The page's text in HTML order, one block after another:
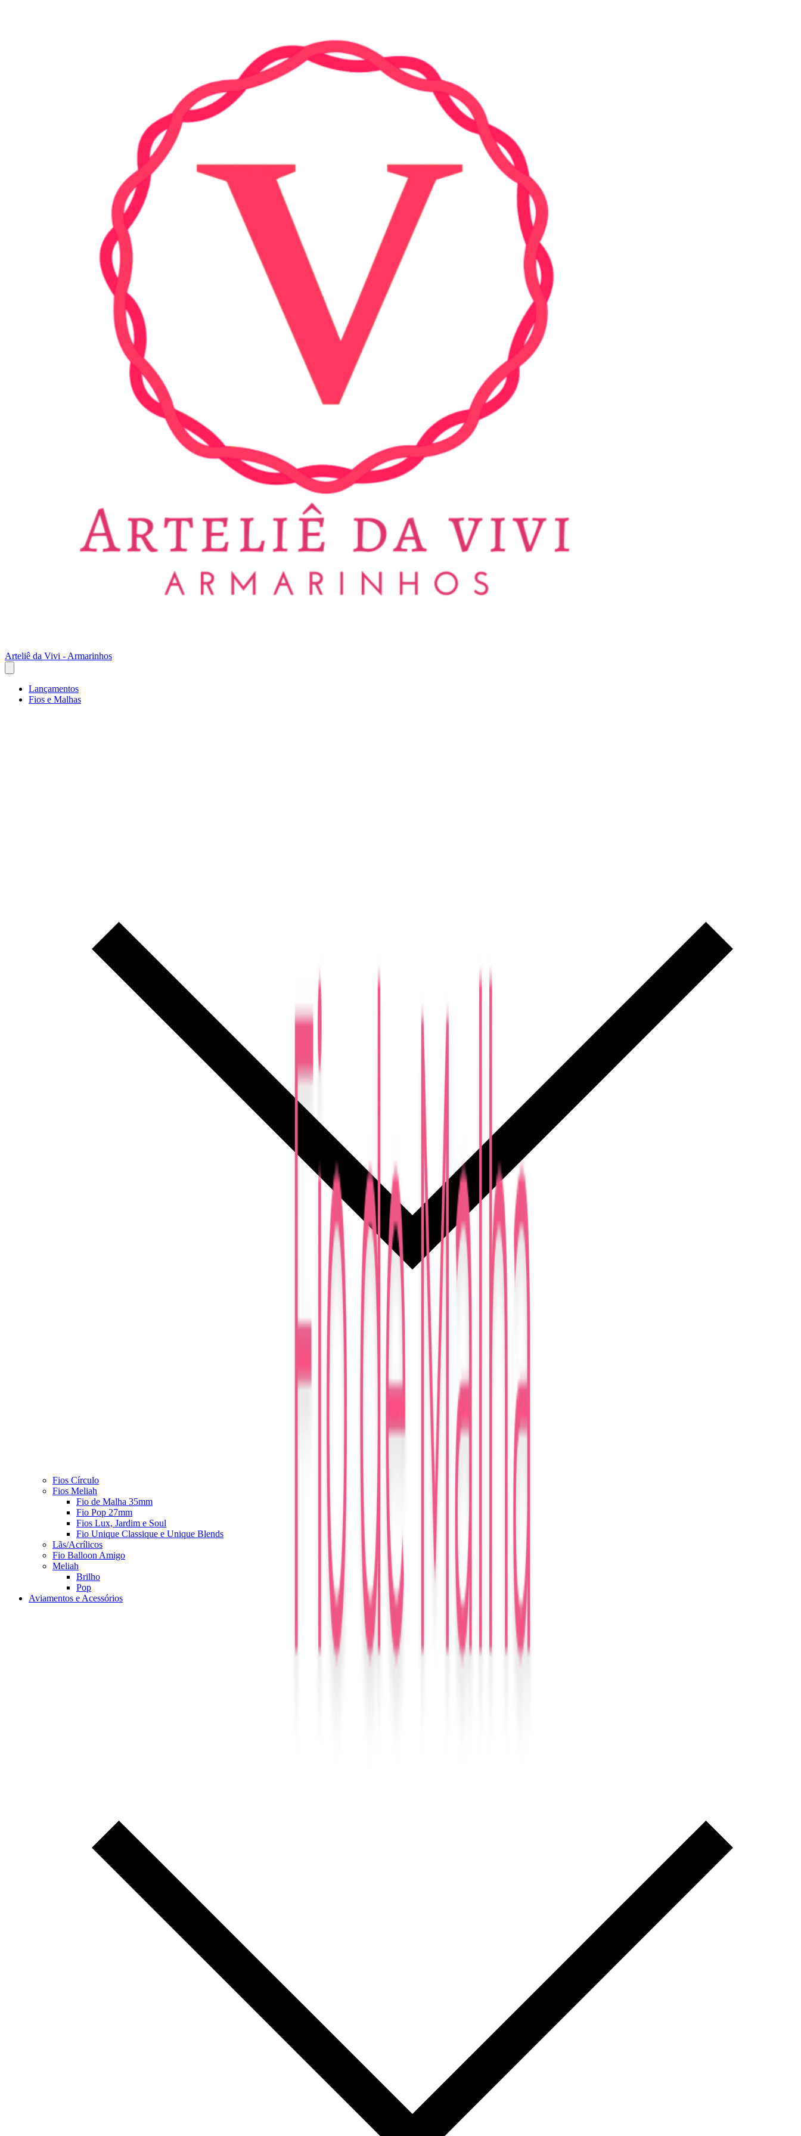
Arteliê da Vivi - Armarinhos
Lançamentos
Fios e Malhas
Fios Círculo
Fios Meliah
Fio de Malha 35mm
Fio Pop 27mm
Fios Lux, Jardim e Soul
Fio Unique Classique e Unique Blends
Lãs/Acrílicos
Fio Balloon Amigo
Meliah
Brilho
Pop
Aviamentos e Acessórios